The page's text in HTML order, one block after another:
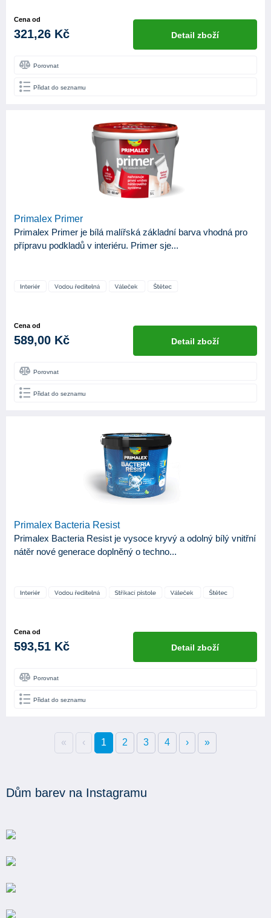
Cena od
321,26 Kč Detail zboží
Porovnat
Přidat do seznamu
Primalex Primer
Primalex Primer je bílá malířská základní barva vhodná pro
přípravu podkladů v interiéru. Primer sje...
Cena od
589,00 Kč Detail zboží
Porovnat
Přidat do seznamu
Primalex Bacteria Resist
Primalex Bacteria Resist je vysoce kryvý a odolný bílý vnitřní
nátěr nové generace doplněný o techno...
Cena od
593,51 Kč Detail zboží
Porovnat
Přidat do seznamu
« ‹ 1 2 3 4 › »
Dům barev na Instagramu